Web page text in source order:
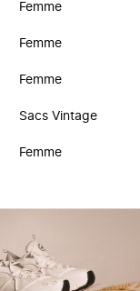
Femme
Femme
Femme
Sacs Vintage
Femme